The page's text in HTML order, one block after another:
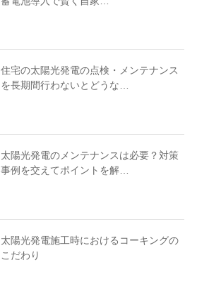
住宅の太陽光発電の点検・メンテナンス
を長期間行わないとどうな…
太陽光発電のメンテナンスは必要？対策
事例を交えてポイントを解…
太陽光発電施工時におけるコーキングの
こだわり